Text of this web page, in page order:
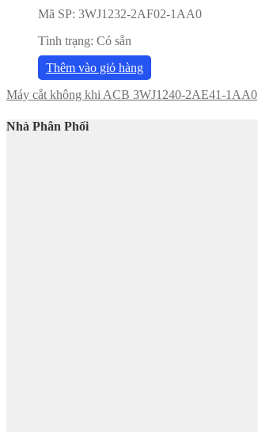
Mã SP: 3WJ1232-2AF02-1AA0
Tình trạng: Có sẵn
Thêm vào giỏ hàng
Máy cắt không khi ACB 3WJ1240-2AE41-1AA0
Nhà Phân Phối